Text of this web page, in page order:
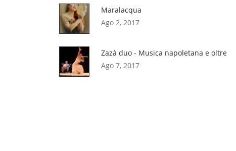
Maralacqua
Ago 2, 2017
Zazà duo - Musica napoletana e oltre
Ago 7, 2017